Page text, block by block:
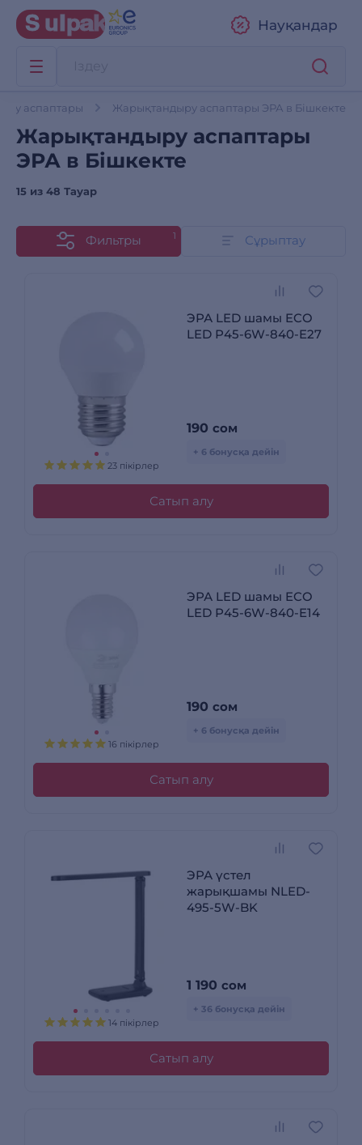
Науқандар
аспаптары Жарықтандыру аспаптары ЭРА в Бішкекте
Жарықтандыру аспаптары
ЭРА в Бішкекте
15 из 48 Тауар
Фильтры 1 Сұрыптау
23 пікірлер
ЭРА LED шамы ECO
LED Р45-6W-840-E27
190 сом
+ 6 бонусқа дейін
Сатып алу
16 пікірлер
ЭРА LED шамы ECO
LED Р45-6W-840-E14
190 сом
+ 6 бонусқа дейін
Сатып алу
14 пікірлер
ЭРА үстел
жарықшамы NLED-
495-5W-BK
1 190 сом
+ 36 бонусқа дейін
Сатып алу